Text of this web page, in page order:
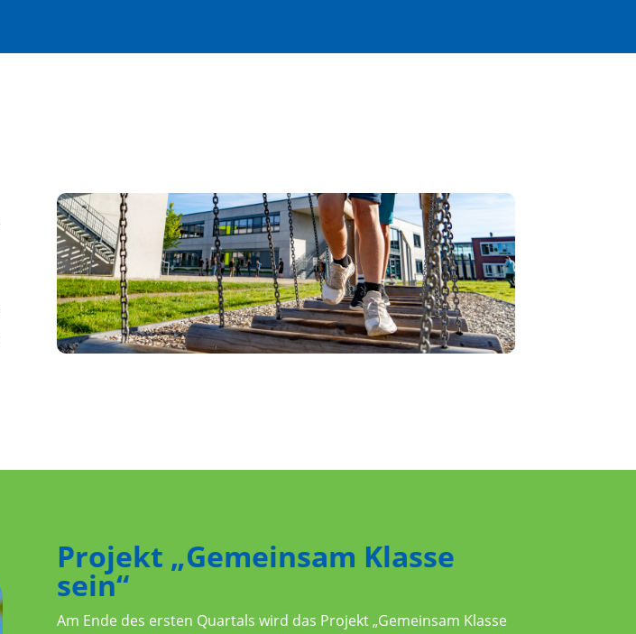
Projekt „Gemeinsam Klasse
sein“
Am Ende des ersten Quartals wird das Projekt „Gemeinsam Klasse